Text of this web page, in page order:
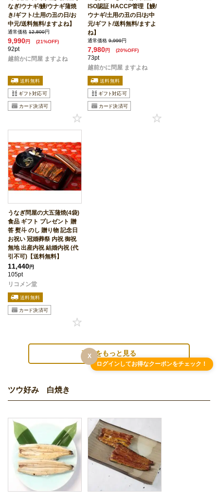
ログインしてお得なクーポンをチェック！
X
なぎ/ウナギ/鰻/ウナギ蒲焼
き/ギフト/土用の丑の日/お
中元/送料無料/ますよね】
通常価格 12,800円
9,990円 (21%OFF)
92pt
越前かに問屋 ますよね
ISO認証 HACCP管理【鰻/
ウナギ/土用の丑の日/お中
元/ギフト/送料無料/ますよ
ね】
通常価格 9,999円
7,980円 (20%OFF)
73pt
越前かに問屋 ますよね
うなぎ問屋の大五蒲焼(4袋)
食品 ギフト プレゼント 贈
答 熨斗 のし 贈り物 記念日
お祝い 冠婚葬祭 内祝 御祝
無地 出産内祝 結婚内祝 (代
引不可)【送料無料】
11,440円
105pt
リコメン堂
蒲焼をもっと見る
ツウ好み 白焼き